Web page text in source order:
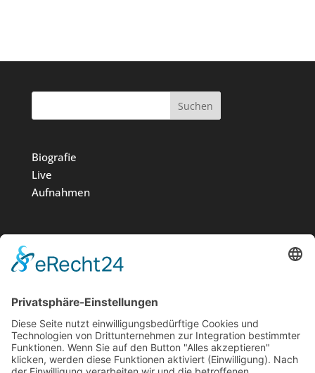
Suchen
Biografie
Live
Aufnahmen
Medien
News
Kontakt